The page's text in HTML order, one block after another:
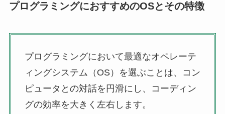
プログラミングにおすすめのOSとその特徴
プログラミングにおいて最適なオペレーテ
ィングシステム（OS）を選ぶことは、コン
ピュータとの対話を円滑にし、コーディン
グの効率を大きく左右します。